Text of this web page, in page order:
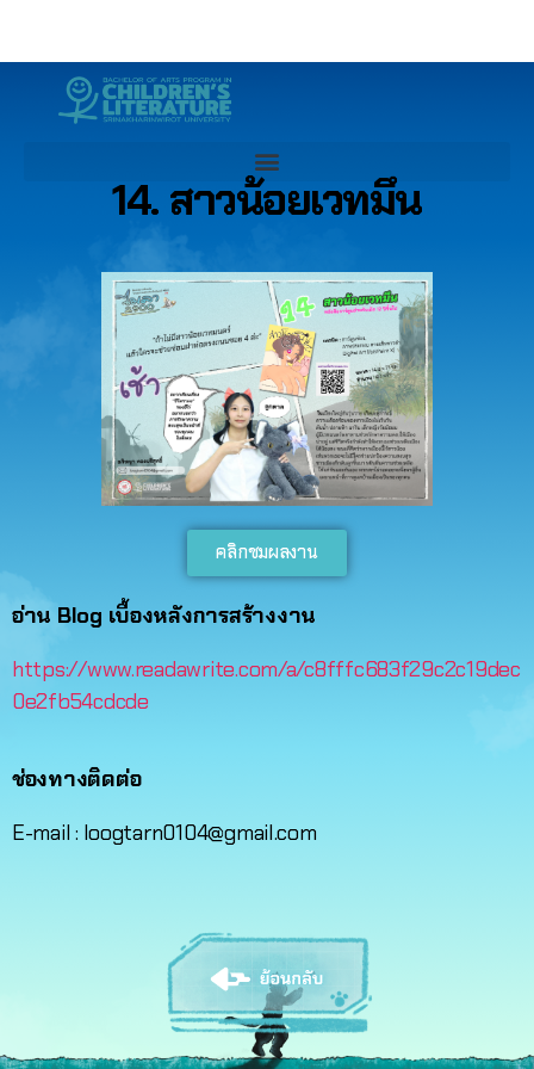
14. สาวน้อยเวทมึน
คลิกชมผลงาน
อ่าน Blog เบื้องหลังการสร้างงาน
https://www.readawrite.com/a/c8fffc683f29c2c19dec
0e2fb54cdcde
ช่องทางติดต่อ
E-mail : loogtarn0104@gmail.com